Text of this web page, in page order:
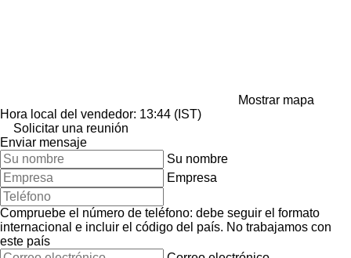
Mostrar mapa
Hora local del vendedor: 13:44 (IST)
Solicitar una reunión
Enviar mensaje
Su nombre
Empresa
Compruebe el número de teléfono: debe seguir el formato
internacional e incluir el código del país. No trabajamos con
este país